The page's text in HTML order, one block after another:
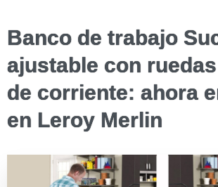
Banco de trabajo
ajustable con
de corriente: ahora
en Leroy Merlin